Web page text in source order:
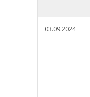
03.09.2024